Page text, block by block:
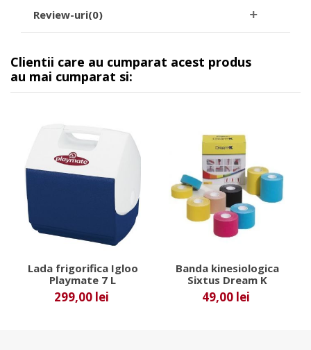
Review-uri(0)
Clientii care au cumparat acest produs
au mai cumparat si:
Lada frigorifica Igloo
Playmate 7 L
299,00 lei
Banda kinesiologica
Sixtus Dream K
49,00 lei